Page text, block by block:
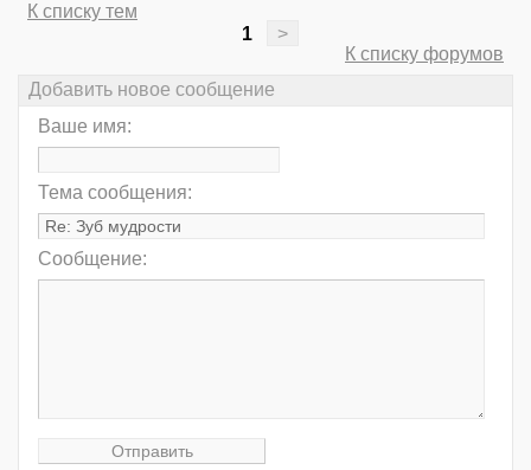
К списку тем
1
>
К списку форумов
Добавить новое сообщение
Ваше имя:
Тема сообщения:
Сообщение: